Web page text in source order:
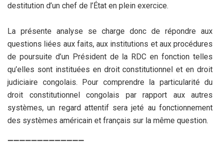
destitution d’un chef de l’État en plein exercice.
La présente analyse se charge donc de répondre aux
questions liées aux faits, aux institutions et aux procédures
de poursuite d’un Président de la RDC en fonction telles
qu’elles sont instituées en droit constitutionnel et en droit
judiciaire congolais. Pour comprendre la particularité du
droit constitutionnel congolais par rapport aux autres
systèmes, un regard attentif sera jeté au fonctionnement
des systèmes américain et français sur la même question.
—————————————